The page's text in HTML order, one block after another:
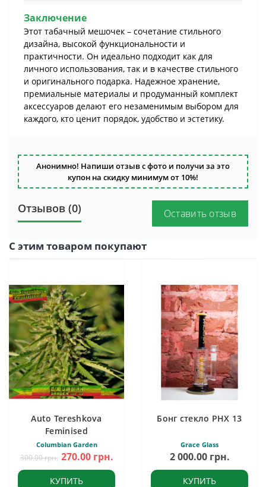
Заключение
Этот табачный мешочек – сочетание стильного
дизайна, высокой функциональности и
практичности. Он идеально подходит как для
личного использования, так и в качестве стильного
и оригинального подарка. Надежное хранение,
премиальные материалы и продуманный комплект
аксессуаров делают его незаменимым выбором для
каждого, кто ценит порядок, удобство и эстетику.
Анонимно! Напиши отзыв с фото и получи за это
купон на скидку минимум от 10%!
Отзывов (0) Оставить отзыв
С этим товаром покупают
Auto Tereshkova
Feminised
Columbian Garden
300.00 грн. 270.00 грн.
КУПИТЬ
Бонг стекло PHX 13
Grace Glass
2 000.00 грн.
КУПИТЬ